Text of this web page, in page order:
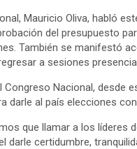
Mauricio Oliva, habló
del presupuesto
También se manifestó
a sesiones
Nacional, desde
darle al país elecciones
que llamar a los
darle certidumbre,